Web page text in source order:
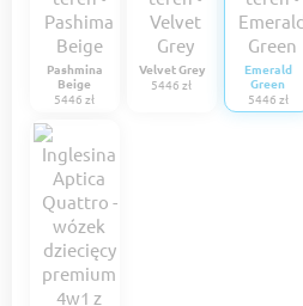
Pashmina
Beige
5446 zł
Velvet Grey
5446 zł
Emerald
Green
5446 zł